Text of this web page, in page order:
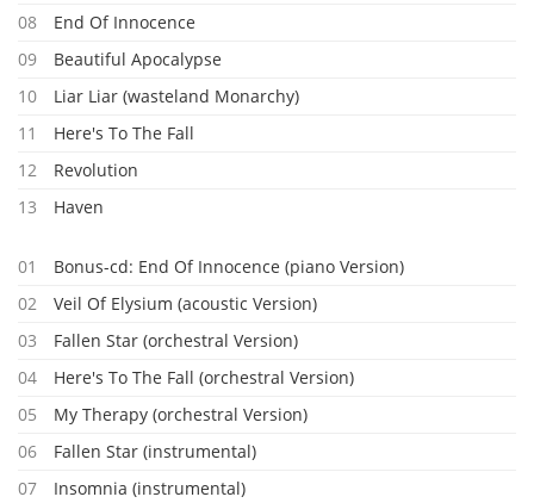
08
End Of Innocence
09
Beautiful Apocalypse
10
Liar Liar (wasteland Monarchy)
11
Here's To The Fall
12
Revolution
13
Haven
01
Bonus-cd: End Of Innocence (piano Version)
02
Veil Of Elysium (acoustic Version)
03
Fallen Star (orchestral Version)
04
Here's To The Fall (orchestral Version)
05
My Therapy (orchestral Version)
06
Fallen Star (instrumental)
07
Insomnia (instrumental)